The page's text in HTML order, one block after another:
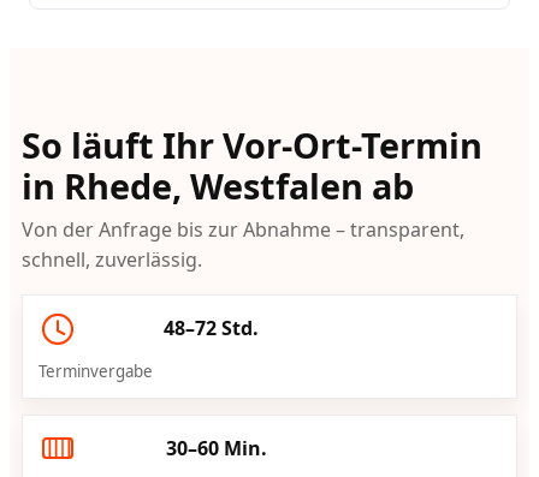
So läuft Ihr Vor-Ort-Termin
in Rhede, Westfalen ab
Von der Anfrage bis zur Abnahme – transparent,
schnell, zuverlässig.
48–72 Std.
Terminvergabe
30–60 Min.